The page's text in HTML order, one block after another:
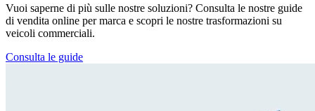
Vuoi saperne di più sulle nostre soluzioni? Consulta le nostre guide
di vendita online per marca e scopri le nostre trasformazioni su
veicoli commerciali.
Consulta le guide